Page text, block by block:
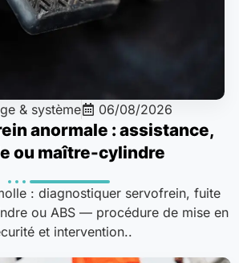
& système 06/08/2026
anormale : assistance,
ou maître-cylindre
: diagnostiquer servofrein, fuite
ou ABS — procédure de mise en
et intervention..